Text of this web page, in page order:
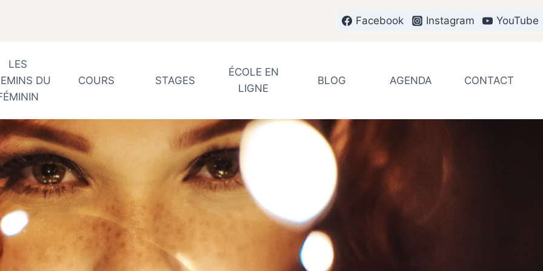
Facebook Instagram YouTube
LES
DU
COURS STAGES
ÉCOLE EN
LIGNE
BLOG AGENDA CONTACT